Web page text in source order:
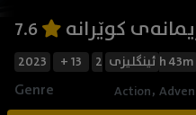
کوێرانە
2023 + 13 ئینگلیزی 2h 43m
Genre Action,